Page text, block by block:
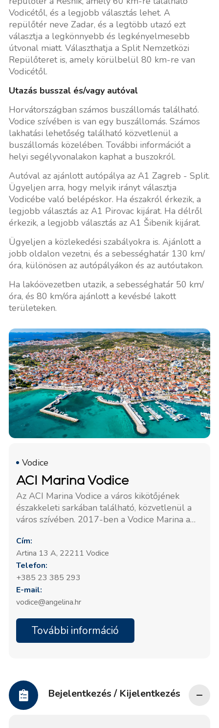
Vodicétől, és a legjobb választás lehet. A
repülőtér neve Zadar, és a legtöbb utazó ezt
választja a legkönnyebb és legkényelmesebb
útvonal miatt. Választhatja a Split Nemzetközi
Repülőteret is, amely körülbelül 80 km-re van
Vodicétől.
Utazás busszal és/vagy autóval
Horvátországban számos buszállomás található.
Vodice szívében is van egy buszállomás. Számos
lakhatási lehetőség található közvetlenül a
buszállomás közelében. További információt a
helyi segélyvonalakon kaphat a buszokról.
Autóval az ajánlott autópálya az A1 Zagreb - Split.
Ügyeljen arra, hogy melyik irányt választja
Vodicébe való belépéskor. Ha északról érkezik, a
legjobb választás az A1 Pirovac kijárat. Ha délről
érkezik, a legjobb választás az A1 Šibenik kijárat.
Ügyeljen a közlekedési szabályokra is. Ajánlott a
jobb oldalon vezetni, és a sebességhatár 130 km/
óra, különösen az autópályákon és az autóutakon.
Ha lakóövezetben utazik, a sebességhatár 50 km/
óra, és 80 km/óra ajánlott a kevésbé lakott
területeken.
Vodice
ACI Marina Vodice
Az ACI Marina Vodice a város kikötőjének
északkeleti sarkában található, közvetlenül a
város szívében. 2017-ben a Vodice Marina a
legjobb közepes méretű marinái között a
"Turisztikai Virág – Minőség Horvátországnak"
díjjal. Az Angelina Yachtcharter irodája a fő
marina recepciójától a harmadik iroda; az
Angelina Yacht Charters könnyen
megtalálható.
Cím:
Artina 13 A, 22211 Vodice
Telefon:
+385 23 385 293
E-mail:
vodice@angelina.hr
További információ
Bejelentkezés / Kijelentkezés